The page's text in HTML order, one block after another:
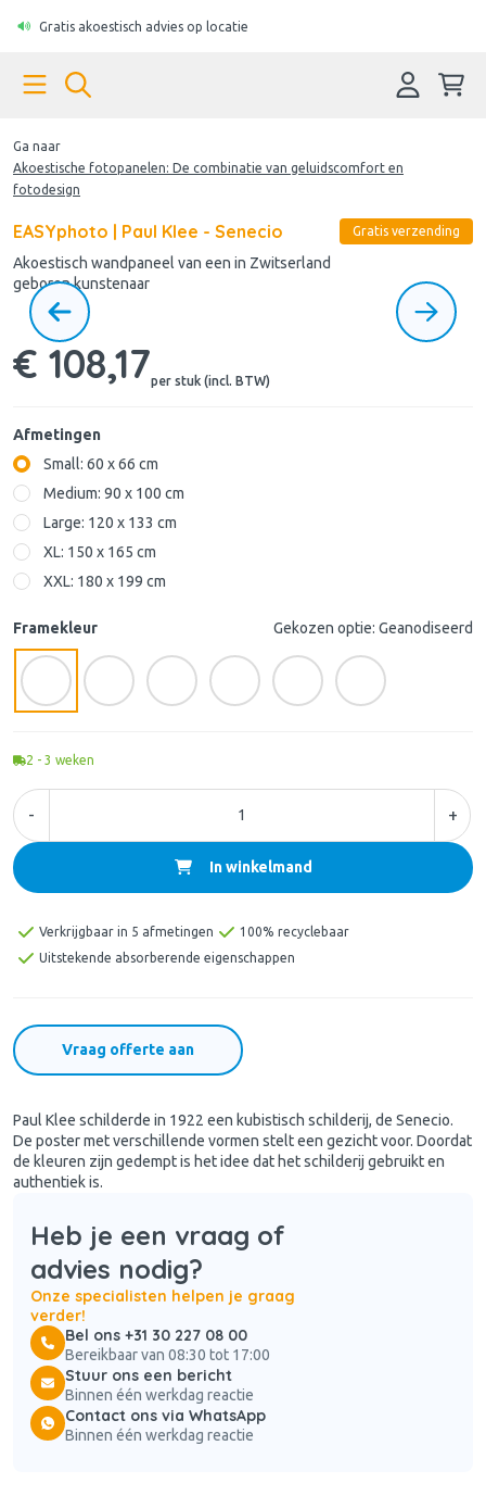
Gratis akoestisch advies op locatie
Ga naar
Akoestische fotopanelen: De combinatie van geluidscomfort en
fotodesign
EASYphoto | Paul Klee - Senecio
Akoestisch wandpaneel van een in Zwitserland
geboren kunstenaar
Gratis verzending
€ 108,17per stuk (incl. BTW)
Afmetingen
Small: 60 x 66 cm
Medium: 90 x 100 cm
Large: 120 x 133 cm
XL: 150 x 165 cm
XXL: 180 x 199 cm
Framekleur Gekozen optie: Geanodiseerd
2 - 3 weken
- +
In winkelmand
Verkrijgbaar in 5 afmetingen
100% recyclebaar
Uitstekende absorberende eigenschappen
Vraag offerte aan
Paul Klee schilderde in 1922 een kubistisch schilderij, de Senecio.
De poster met verschillende vormen stelt een gezicht voor. Doordat
de kleuren zijn gedempt is het idee dat het schilderij gebruikt en
authentiek is.
Heb je een vraag of
advies nodig?
Onze specialisten helpen je graag
verder!
Bel ons +31 30 227 08 00
Bereikbaar van 08:30 tot 17:00
Stuur ons een bericht
Binnen één werkdag reactie
Contact ons via WhatsApp
Binnen één werkdag reactie